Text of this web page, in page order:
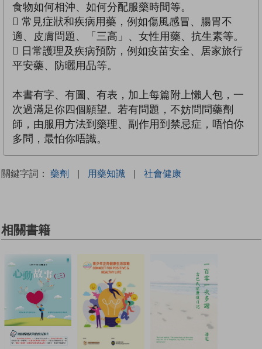
食物如何相沖、如何分配服藥時間等。
 常見症狀和疾病用藥，例如傷風感冒、腸胃不
適、皮膚問題、「三高」、女性用藥、抗生素等。
 日常護理及疾病預防，例如疫苗安全、居家旅行
平安藥、防曬用品等。
本書有字、有圖、有表，加上每篇附上懶人包，一
次過滿足你四個願望。若有問題，不妨問問藥劑
師，由服用方法到藥理、副作用到禁忌症，唔怕你
多問，最怕你唔識。
關鍵字詞： 藥劑 | 用藥知識 | 社會健康
相關書籍